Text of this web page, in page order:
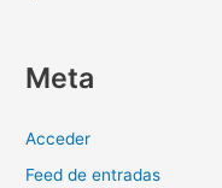
Meta
Acceder
Feed de entradas